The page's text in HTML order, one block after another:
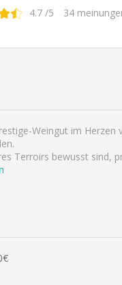
4.7 /5 34
Weingut im
Terroirs bewusst sind,
€